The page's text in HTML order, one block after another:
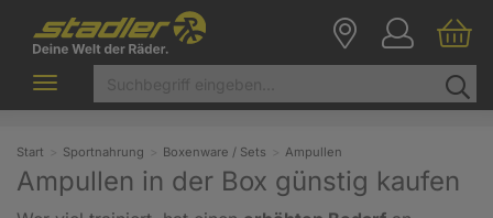
Toggle
navigation
Start Sportnahrung Boxenware / Sets Ampullen
Ampullen in der Box günstig kaufen